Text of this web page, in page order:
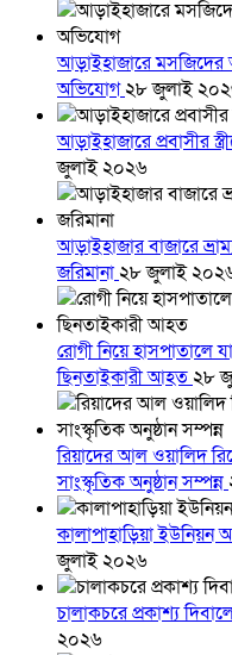
আড়াইহাজারে মস‌জি‌দের
অভিযোগ২৮ জুলাই
আড়াইহাজারে প্রবাসীর
জুলাই ২০২৬
আড়াইহাজার বাজারে
জরিমানা২৮ জুলাই
রোগী নিয়ে হাসপাতালে
ছিনতাইকারী আহত২৮
রিয়াদের আল ওয়ালিদ
সাংস্কৃতিক অনুষ্ঠান সম্পন্ন
কালাপাহাড়িয়া
জুলাই ২০২৬
চালাকচরে প্রকাশ্য
২০২৬